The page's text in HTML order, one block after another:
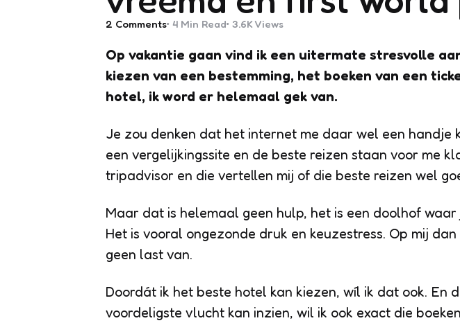
2 Comments 4 Min Read 3.6K Views
Op vakantie gaan vind ik een uitermate stresvolle
kiezen van een bestemming, het boeken van een
hotel, ik word er helemaal gek van.
Je zou denken dat het internet me daar wel een handje
een vergelijkingssite en de beste reizen staan voor me
tripadvisor en die vertellen mij of die beste reizen wel
Maar dat is helemaal geen hulp, het is een doolhof
Het is vooral ongezonde druk en keuzestress. Op mij
geen last van.
Doordát ik het beste hotel kan kiezen, wíl ik dat ook. En
voordeligste vlucht kan inzien, wil ik ook exact die